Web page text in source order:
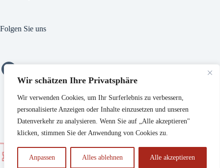
Wir schätzen Ihre Privatsphäre
Wir verwenden Cookies, um Ihr Surferlebnis zu verbessern,
personalisierte Anzeigen oder Inhalte einzusetzen und unseren
Datenverkehr zu analysieren. Wenn Sie auf „Alle akzeptieren"
klicken, stimmen Sie der Anwendung von Cookies zu.
Anpassen Alles ablehnen Alle akzeptieren
Folgen Sie uns
Städtepartnerschaftsverein Aalen e.V.